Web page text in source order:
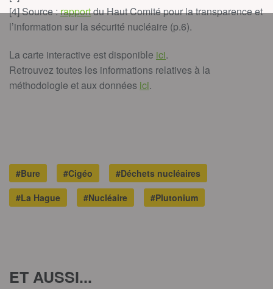
[4] Source :rapportdu Haut Comité pour la transparence et
l’information sur la sécurité nucléaire (p.6).
La carte interactive est disponible ici.
Retrouvez toutes les informations relatives à la
méthodologie et aux données ici.
#Bure #Cigéo
#Déchets nucléaires
#La Hague
#Nucléaire #Plutonium
ET AUSSI...